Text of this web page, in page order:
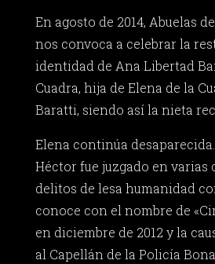
En agosto de 2014, Abuelas
nos convoca a celebrar la
identidad de Ana Libertad
Cuadra, hija de Elena de la
Baratti, siendo así la nieta
Elena continúa
Héctor fue juzgado en varias
delitos de lesa humanidad
conoce con el nombre de
en diciembre de 2012 y la
al Capellán de la Policía